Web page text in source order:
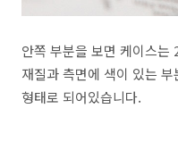
안쪽 부분을 보면 케이스는
재질과 측면에 색이 있는
형태로 되어있습니다.